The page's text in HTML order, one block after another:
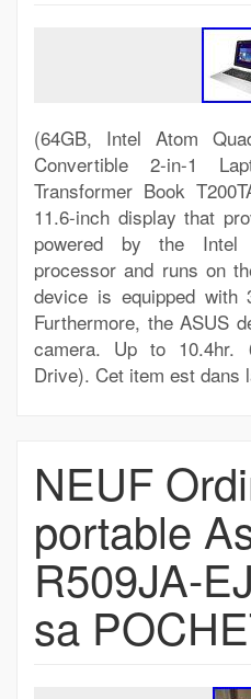
(64GB, Intel Atom
Convertible 2-in-1
Transformer Book
11.6-inch display that
powered by the Intel
processor and runs on
device is equipped with
Furthermore, the ASUS
camera. Up to 10.4hr.
Drive). Cet item est dans
NEUF
portable
R509JA-
sa